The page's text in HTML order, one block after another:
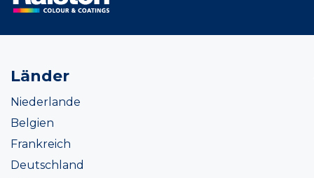
Länder
Niederlande
Belgien
Frankreich
Deutschland